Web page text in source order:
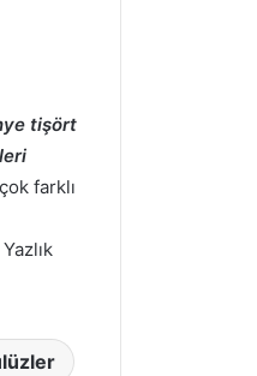
tişört
farklı